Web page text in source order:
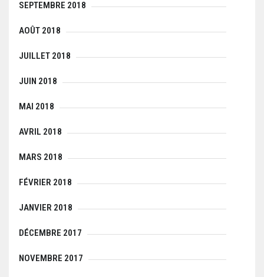
SEPTEMBRE 2018
AOÛT 2018
JUILLET 2018
JUIN 2018
MAI 2018
AVRIL 2018
MARS 2018
FÉVRIER 2018
JANVIER 2018
DÉCEMBRE 2017
NOVEMBRE 2017